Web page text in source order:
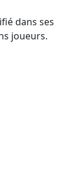
dans ses
joueurs.